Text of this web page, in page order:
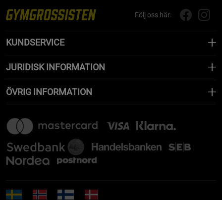
Följ oss här:
KUNDSERVICE
JURIDISK INFORMATION
ÖVRIG INFORMATION